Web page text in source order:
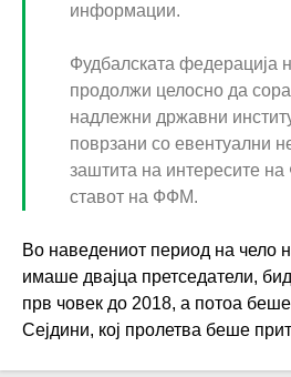
информации.
Фудбалската федерација
продолжи целосно да
надлежни државни
поврзани со евентуални
заштита на интересите на
ставот на ФФМ.
Во наведениот период на чело
имаше двајца претседатели,
прв човек до 2018, а потоа
Сејдини, кој пролетва беше